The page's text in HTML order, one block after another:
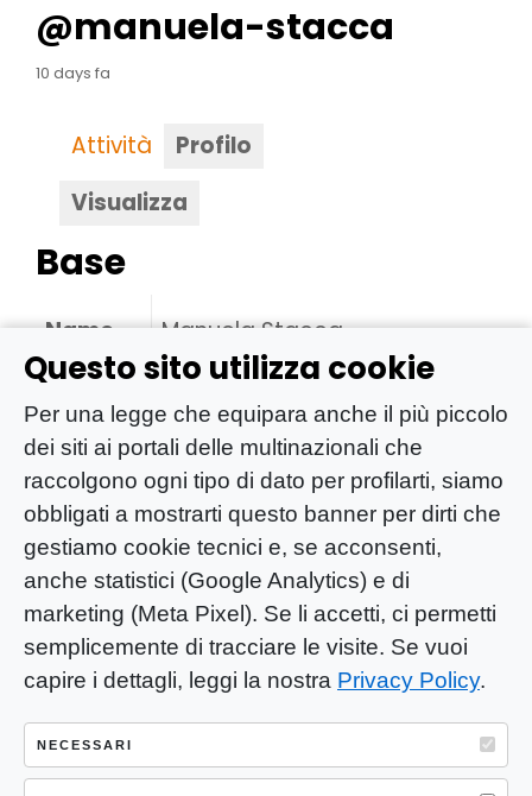
Questo sito utilizza cookie
Per una legge che equipara anche il più piccolo
dei siti ai portali delle multinazionali che
raccolgono ogni tipo di dato per profilarti, siamo
obbligati a mostrarti questo banner per dirti che
gestiamo cookie tecnici e, se acconsenti,
anche statistici (Google Analytics) e di
marketing (Meta Pixel). Se li accetti, ci permetti
semplicemente di tracciare le visite. Se vuoi
capire i dettagli, leggi la nostra Privacy Policy.
NECESSARI
@manuela-stacca
10 days fa
Attività
Profilo
Visualizza
Base
Name Manuela Stacca
YOU-ng Slow Journalism è una testata
giornalistica di proprietà di Mastino S.R.L.
Registrazione presso Trib. Santa Maria